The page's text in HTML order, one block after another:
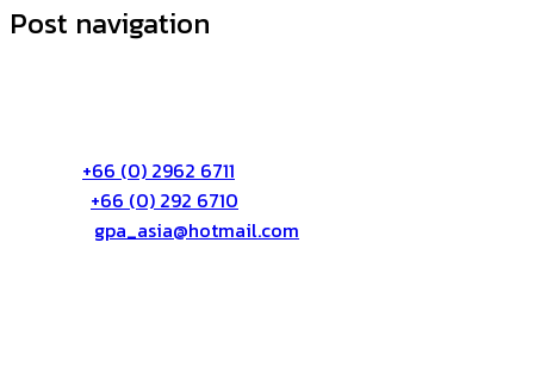
Post navigation
+66 (0) 2962 6711
+66 (0) 292 6710
gpa_asia@hotmail.com